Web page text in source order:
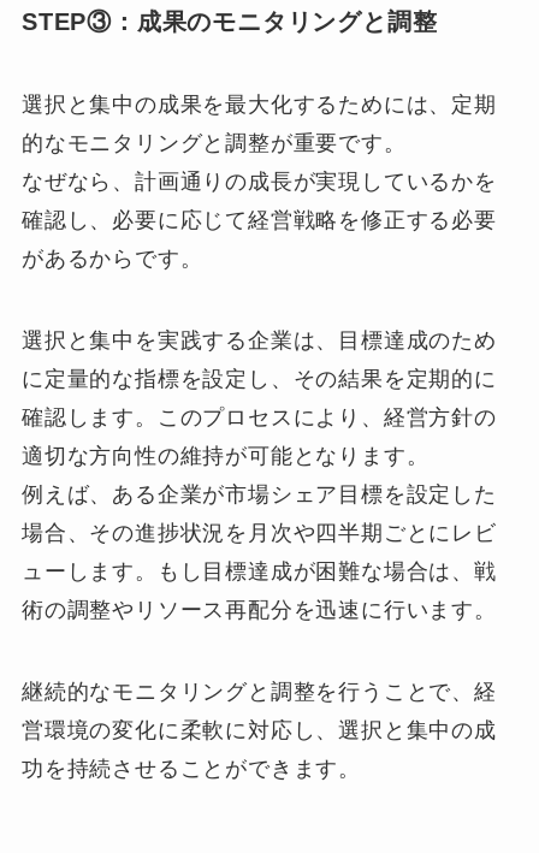
STEP③：成果のモニタリングと調整
選択と集中の成果を最大化するためには、定期
的なモニタリングと調整が重要です。
なぜなら、計画通りの成長が実現しているかを
確認し、必要に応じて経営戦略を修正する必要
があるからです。
選択と集中を実践する企業は、目標達成のため
に定量的な指標を設定し、その結果を定期的に
確認します。このプロセスにより、経営方針の
適切な方向性の維持が可能となります。
例えば、ある企業が市場シェア目標を設定した
場合、その進捗状況を月次や四半期ごとにレビ
ューします。もし目標達成が困難な場合は、戦
術の調整やリソース再配分を迅速に行います。
継続的なモニタリングと調整を行うことで、経
営環境の変化に柔軟に対応し、選択と集中の成
功を持続させることができます。